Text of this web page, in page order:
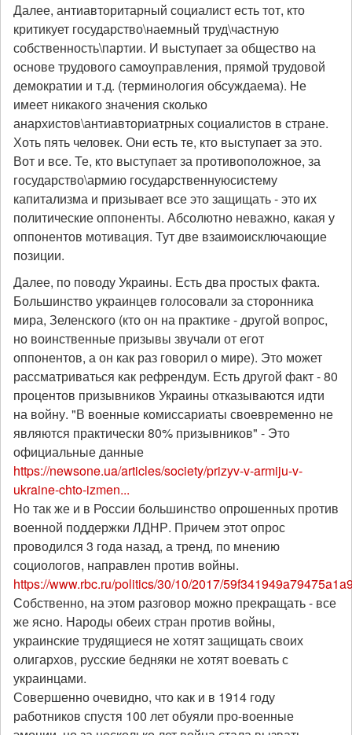
Далее, антиавторитарный социалист есть тот, кто
критикует государство\наемный труд\частную
собственность\партии. И выступает за общество на
основе трудового самоуправления, прямой трудовой
демократии и т.д. (терминология обсуждаема). Не
имеет никакого значения сколько
анархистов\антиавториатрных социалистов в стране.
Хоть пять человек. Они есть те, кто выступает за это.
Вот и все. Те, кто выступает за противоположное, за
государство\армию государственнуюсистему
капитализма и призывает все это защищать - это их
политические оппоненты. Абсолютно неважно, какая у
оппонентов мотивация. Тут две взаимоисключающие
позиции.
Далее, по поводу Украины. Есть два простых факта.
Большинство украинцев голосовали за сторонника
мира, Зеленского (кто он на практике - другой вопрос,
но воинственные призывы звучали от егот
оппонентов, а он как раз говорил о мире). Это может
рассматриваться как рефрендум. Есть другой факт - 80
процентов призывников Украины отказываются идти
на войну. "В военные комиссариаты своевременно не
являются практически 80% призывников" - Это
официальные данные
https://newsone.ua/articles/society/prizyv-v-armiju-v-
ukraine-chto-izmen...
Но так же и в России большинство опрошенных против
военной поддержки ЛДНР. Причем этот опрос
проводился 3 года назад, а тренд, по мнению
социологов, направлен против войны.
https://www.rbc.ru/politics/30/10/2017/
Собственно, на этом разговор можно прекращать - все
же ясно. Народы обеих стран против войны,
украинские трудящиеся не хотят защищать своих
олигархов, русские бедняки не хотят воевать с
украинцами.
Совершенно очевидно, что как и в 1914 году
работников спустя 100 лет обуяли про-военные